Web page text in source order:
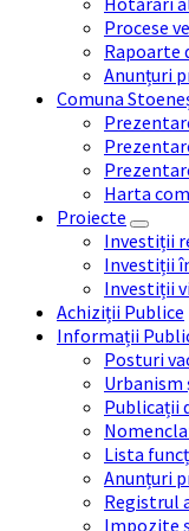
Procese
Rapoarte
Anunțuri
Comuna
Harta
Proiecte
Investiții
Investiții
Investiții
Achiziții Publice
Informații
Posturi
Publicații
Lista
Anunțuri
Registrul
Impozite